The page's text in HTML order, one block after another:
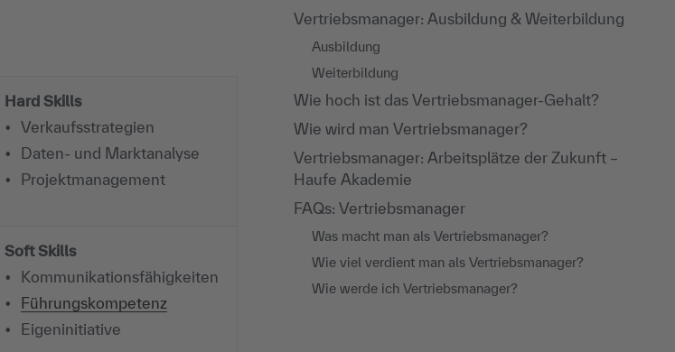
Hard Skills
Verkaufsstrategien
Daten- und Marktanalyse
Projektmanagement
Soft Skills
Kommunikationsfähigkeiten
Führungskompetenz
Eigeninitiative
Vertriebsmanager: Ausbildung & Weiterbildung
Ausbildung
Weiterbildung
Wie hoch ist das Vertriebsmanager-Gehalt?
Wie wird man Vertriebsmanager?
Vertriebsmanager: Arbeitsplätze der Zukunft –
Haufe Akademie
FAQs: Vertriebsmanager
Was macht man als Vertriebsmanager?
Wie viel verdient man als Vertriebsmanager?
Wie werde ich Vertriebsmanager?